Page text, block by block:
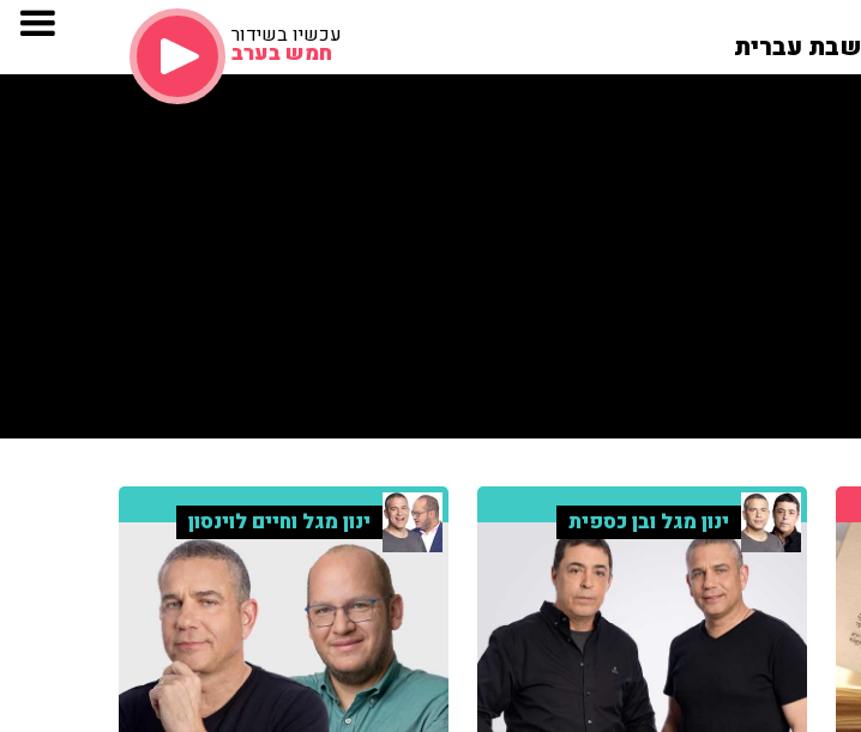
שבת עברית עכשיו בשידור
חמש בערב
ינון מגל ובן כספית ינון מגל וחיים לוינסון